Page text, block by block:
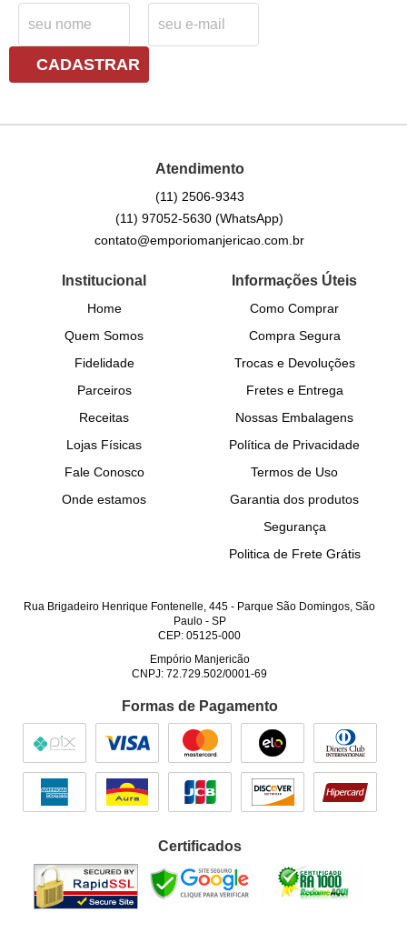
CADASTRAR
Atendimento
(11) 2506-9343
(11) 97052-5630(WhatsApp)
contato@emporiomanjericao.com.br
Institucional
Home
Quem Somos
Fidelidade
Parceiros
Receitas
Lojas Físicas
Fale Conosco
Onde estamos
Informações Úteis
Como Comprar
Compra Segura
Trocas e Devoluções
Fretes e Entrega
Nossas Embalagens
Política de Privacidade
Termos de Uso
Garantia dos produtos
Segurança
Politica de Frete Grátis
Rua Brigadeiro Henrique Fontenelle, 445 - Parque São Domingos, São
Paulo- SP
CEP: 05125-000
Empório Manjericão
CNPJ: 72.729.502/0001-69
Formas de Pagamento
Certificados